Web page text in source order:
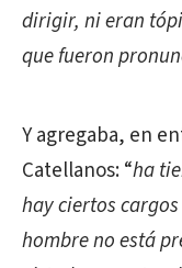
dirigir, ni eran
que fueron
Y agregaba, en
Catellanos: “ha
hay ciertos
hombre no está